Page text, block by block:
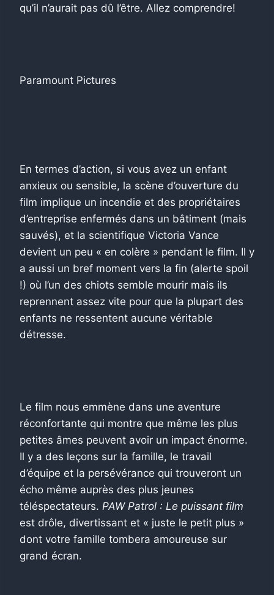
qu’il n’aurait pas dû l’être. Allez comprendre!
Paramount Pictures
En termes d’action, si vous avez un enfant
anxieux ou sensible, la scène d’ouverture du
film implique un incendie et des propriétaires
d’entreprise enfermés dans un bâtiment (mais
sauvés), et la scientifique Victoria Vance
devient un peu « en colère » pendant le film. Il y
a aussi un bref moment vers la fin (alerte spoil
!) où l’un des chiots semble mourir mais ils
reprennent assez vite pour que la plupart des
enfants ne ressentent aucune véritable
détresse.
Le film nous emmène dans une aventure
réconfortante qui montre que même les plus
petites âmes peuvent avoir un impact énorme.
Il y a des leçons sur la famille, le travail
d’équipe et la persévérance qui trouveront un
écho même auprès des plus jeunes
téléspectateurs. PAW Patrol : Le puissant film
est drôle, divertissant et « juste le petit plus »
dont votre famille tombera amoureuse sur
grand écran.